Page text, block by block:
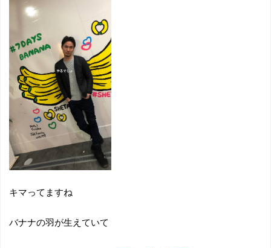
キマってますね
バナナの羽が生えていて